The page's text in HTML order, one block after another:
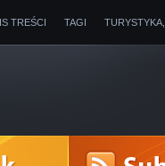
TREŚCI TAGI